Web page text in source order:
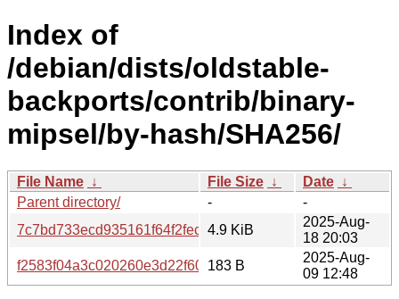
Index of
/debian/dists/oldstable-
backports/contrib/binary-
mipsel/by-hash/SHA256/
File Name ↓ File Size ↓ Date ↓
Parent directory/
-
-
4.9 KiB
2025-Aug-
18 20:03
183 B
2025-Aug-
09 12:48